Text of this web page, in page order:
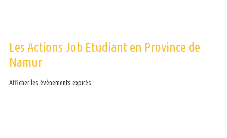
Les Actions Job Etudiant en Province de
Namur
Afficher les évènements expirés